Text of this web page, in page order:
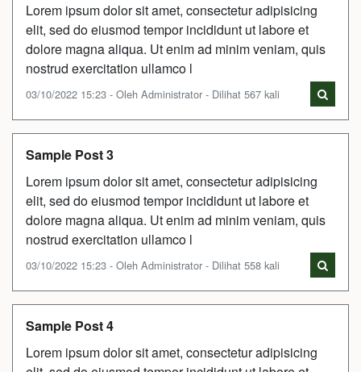
Lorem ipsum dolor sit amet, consectetur adipisicing
elit, sed do eiusmod tempor incididunt ut labore et
dolore magna aliqua. Ut enim ad minim veniam, quis
nostrud exercitation ullamco l
03/10/2022 15:23 - Oleh Administrator - Dilihat 567 kali
Sample Post 3
Lorem ipsum dolor sit amet, consectetur adipisicing
elit, sed do eiusmod tempor incididunt ut labore et
dolore magna aliqua. Ut enim ad minim veniam, quis
nostrud exercitation ullamco l
03/10/2022 15:23 - Oleh Administrator - Dilihat 558 kali
Sample Post 4
Lorem ipsum dolor sit amet, consectetur adipisicing